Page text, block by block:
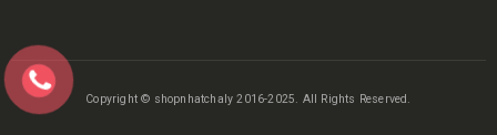
Copyright © shopnhatchaly 2016-2025. All Rights Reserved.